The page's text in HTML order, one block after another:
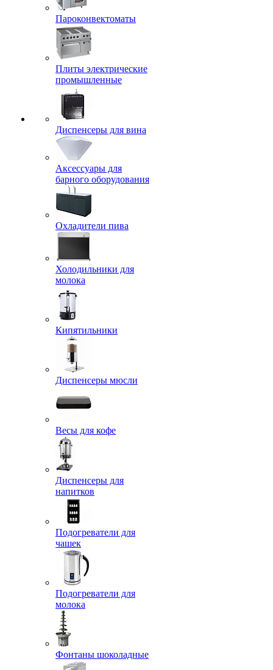
Пароконвектоматы
Плиты электрические
промышленные
Диспенсеры для вина
Аксессуары для
барного оборудования
Охладители пива
Холодильники для
молока
Кипятильники
Диспенсеры мюсли
Весы для кофе
Диспенсеры для
напитков
Подогреватели для
чашек
Подогреватели для
молока
Фонтаны шоколадные